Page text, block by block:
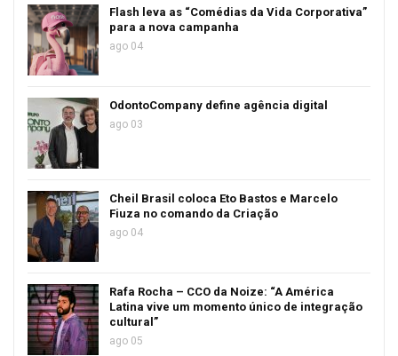
Flash leva as “Comédias da Vida Corporativa”
para a nova campanha
ago 04
OdontoCompany define agência digital
ago 03
Cheil Brasil coloca Eto Bastos e Marcelo
Fiuza no comando da Criação
ago 04
Rafa Rocha – CCO da Noize: “A América
Latina vive um momento único de integração
cultural”
ago 05